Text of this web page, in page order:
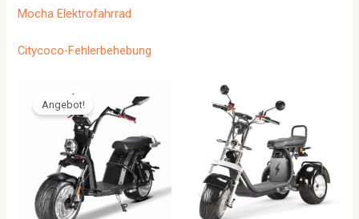
Mocha Elektrofahrrad
Citycoco-Fehlerbehebung
Angebot!